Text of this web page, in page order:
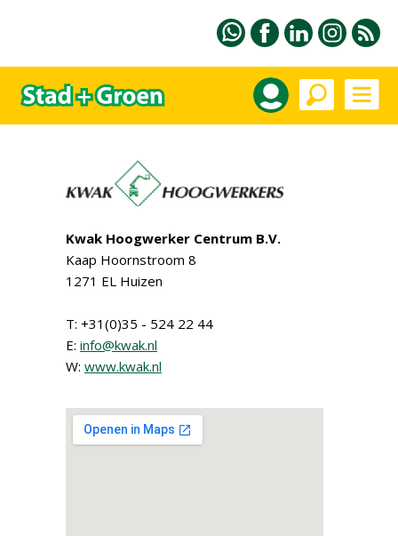
Kwak Hoogwerker Centrum B.V.
Kaap Hoornstroom 8
1271 EL Huizen
T: +31(0)35 - 524 22 44
E: info@kwak.nl
W: www.kwak.nl